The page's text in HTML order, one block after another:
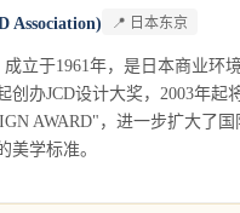
Association) 📍 日本东京
成立于1961年，是日本商业
办JCD设计大奖，2003年
AWARD"，进一步扩大了
美学标准。